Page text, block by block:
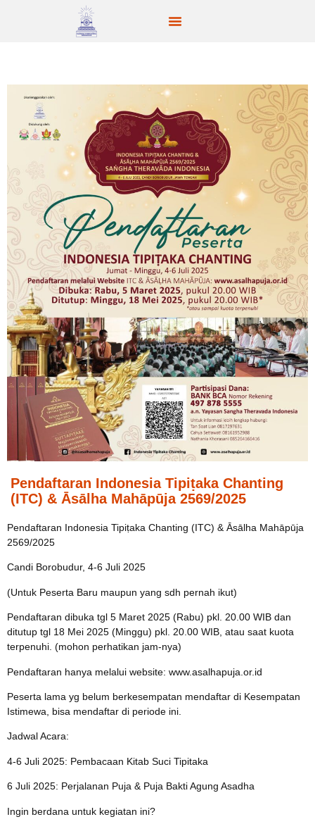
Pendaftaran Indonesia Tipiṭaka Chanting
(ITC) & Āsālha Mahāpūja 2569/2025
Pendaftaran Indonesia Tipiṭaka Chanting (ITC) & Āsālha Mahāpūja
2569/2025
Candi Borobudur, 4-6 Juli 2025
(Untuk Peserta Baru maupun yang sdh pernah ikut)
Pendaftaran dibuka tgl 5 Maret 2025 (Rabu) pkl. 20.00 WIB dan
ditutup tgl 18 Mei 2025 (Minggu) pkl. 20.00 WIB, atau saat kuota
terpenuhi. (mohon perhatikan jam-nya)
Pendaftaran hanya melalui website: www.asalhapuja.or.id
Peserta lama yg belum berkesempatan mendaftar di Kesempatan
Istimewa, bisa mendaftar di periode ini.
Jadwal Acara:
4-6 Juli 2025: Pembacaan Kitab Suci Tipitaka
6 Juli 2025: Perjalanan Puja & Puja Bakti Agung Asadha
Ingin berdana untuk kegiatan ini?